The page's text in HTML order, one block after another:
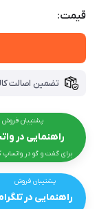
قیمت:
تضمین اصالت
پشتیبان فروش
راهنمایی در
برای گفت و گو در واتساپ
پشتیبان فروش
راهنمایی در